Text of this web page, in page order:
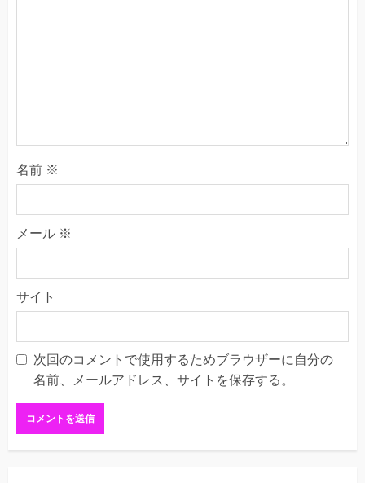
名前 ※
メール ※
サイト
次回のコメントで使用するためブラウザーに自分の
名前、メールアドレス、サイトを保存する。